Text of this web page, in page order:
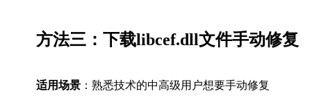
方法三：下载libcef.dll文件手动修复
适用场景 ：熟悉技术的中高级用户想要手动修复